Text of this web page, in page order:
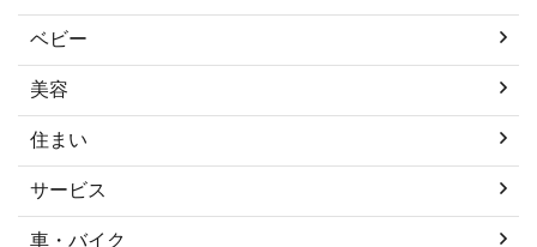
ベビー
美容
住まい
サービス
車・バイク